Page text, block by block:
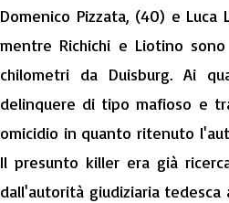
Domenico Pizzata, (40) e
mentre Richichi e Liotino
chilometri da Duisburg. Ai
delinquere di tipo mafioso e
omicidio in quanto ritenuto
Il presunto killer era già
dall'autorità giudiziaria tedesca